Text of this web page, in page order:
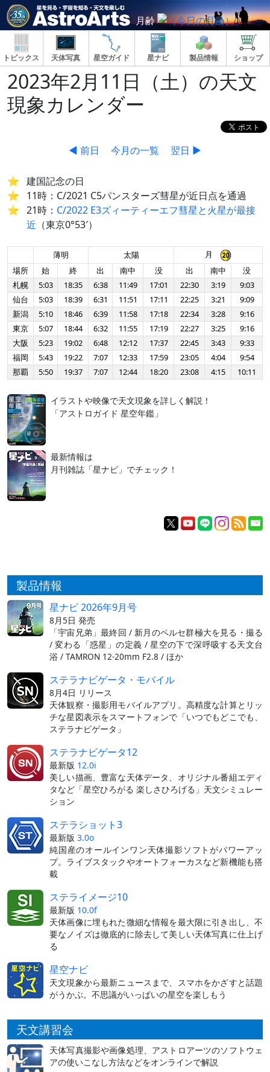
月齢
トピックス 天体写真 星空ガイド 星ナビ 製品情報 ショップ
2023年2月11日（土）の天文
現象カレンダー
◀ 前日 今月の一覧 翌日 ▶
建国記念の日
11時：C/2021 C5パンスターズ彗星が近日点を通過
21時： C/2022 E3ズィーティーエフ彗星と火星が最接
近 （東京0°53′）
薄明 太陽
月
場所
始 終 出 南中 没 出 南中
没
札幌
5:03 18:35 6:38 11:49 17:01 22:30 3:19
9:03
仙台
5:03 18:39 6:31 11:51 17:11 22:25 3:21
9:09
新潟
5:10 18:46 6:39 11:58 17:18 22:34 3:28
9:16
東京
5:07 18:44 6:32 11:55 17:19 22:27 3:25
9:16
大阪
5:23 19:02 6:48 12:12 17:37 22:45 3:43
9:33
福岡
5:43 19:22 7:07 12:33 17:59 23:05 4:04
9:54
那覇
5:50 19:37 7:07 12:44 18:20 23:08 4:15 10:11
イラストや映像で天文現象を詳しく解説！
「アストロガイド 星空年鑑」
最新情報は
月刊雑誌「星ナビ」でチェック！
製品情報
星ナビ 2026年9月号
8月5日 発売
「宇宙兄弟」最終回 / 新月のペルセ群極大を見る・撮る
/ 変わる「惑星」の定義 / 星空の下で深呼吸する天文台
浴 / TAMRON 12-20mm F2.8 / ほか
ステラナビゲータ・モバイル
8月4日 リリース
天体観察・撮影用モバイルアプリ。高精度な計算とリッ
チな星図表示をスマートフォンで「いつでもどこでも、
ステラナビゲータ」
ステラナビゲータ12
最新版 12.0i
美しい描画、豊富な天体データ、オリジナル番組エディ
タなど「星空ひろがる 楽しさひろげる」天文シミュレー
ション
ステラショット3
最新版 3.0o
純国産のオールインワン天体撮影ソフトがパワーアッ
プ。ライブスタックやオートフォーカスなど新機能も搭
載
ステライメージ10
最新版 10.0f
天体画像に埋もれた微細な情報を最大限に引き出し、不
要なノイズは徹底的に除去して美しい天体写真に仕上げ
る
星空ナビ
天文現象から最新ニュースまで、スマホをかざすと話題
がうかぶ。不思議がいっぱいの星空を楽しもう
天文講習会
天体写真撮影や画像処理、アストロアーツのソフトウェ
アの使いこなし方法などをオンラインで解説